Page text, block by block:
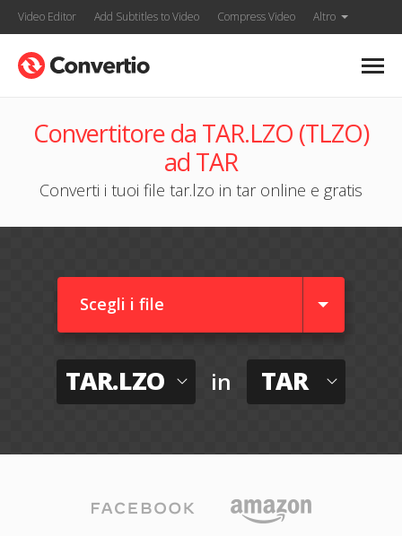
Video Editor Add Subtitles to Video Compress Video Altro
Convertitore da TAR.LZO (TLZO)
ad TAR
Converti i tuoi file tar.lzo in tar online e gratis
Scegli i file
TAR.LZO in TAR